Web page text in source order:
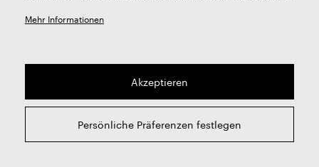
VN10085.0490
Mehr Informationen
Akzeptieren
Persönliche Präferenzen festlegen